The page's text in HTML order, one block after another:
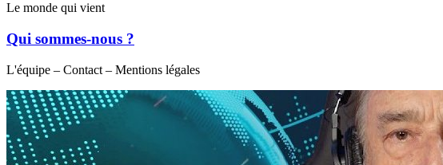
Le monde qui vient
Qui sommes-nous ?
L'équipe – Contact – Mentions légales